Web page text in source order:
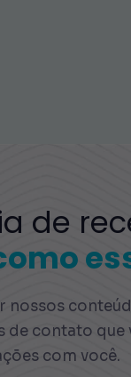
de
nossos
de contato que
com você.